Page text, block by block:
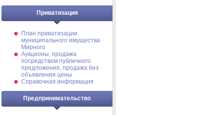
Приватизация
План приватизации
муниципального имущества
Мирного
Аукционы, продажа
посредством публичного
предложения, продажа без
объявления цены
Справочная информация
Предпринимательство